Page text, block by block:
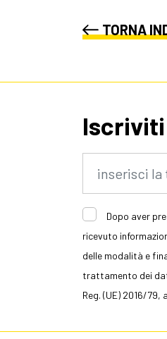
TORNA
Dopo aver
ricevuto
delle modalità e
trattamento dei
Reg. (UE) 2016/